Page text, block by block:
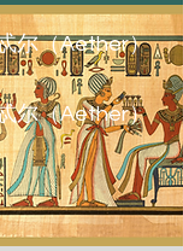
尔（Aether）
尔（Aether）